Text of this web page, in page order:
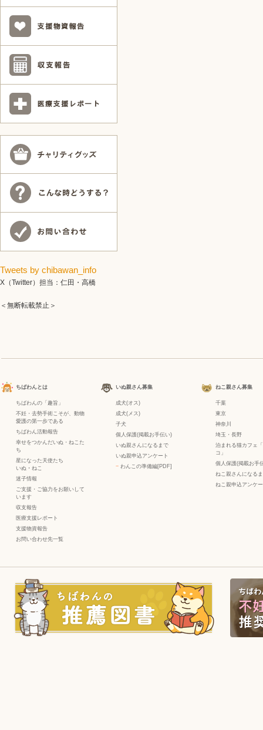
Tweets by chibawan_info
X（Twitter）担当：仁田・高橋
＜無断転載禁止＞
ちばわんとは
ちばわんの「趣旨」
不妊・去勢手術こそが、動物
愛護の第一歩である
ちばわん活動報告
幸せをつかんだいぬ・ねこた
ち
星になった天使たち
いぬ ・ ねこ
迷子情報
ご支援・ご協力をお願いして
います
収支報告
医療支援レポート
支援物資報告
お問い合わせ先一覧
いぬ親さん募集
成犬(オス)
成犬(メス)
子犬
個人保護(掲載お手伝い)
いぬ親さんになるまで
いぬ親申込アンケート
− わんこの準備編[PDF]
ねこ親さん募集
千葉
東京
神奈川
埼玉・長野
泊まれる猫カフェ
コ」
個人保護(掲載お手
ねこ親さんになる
ねこ親申込アンケ